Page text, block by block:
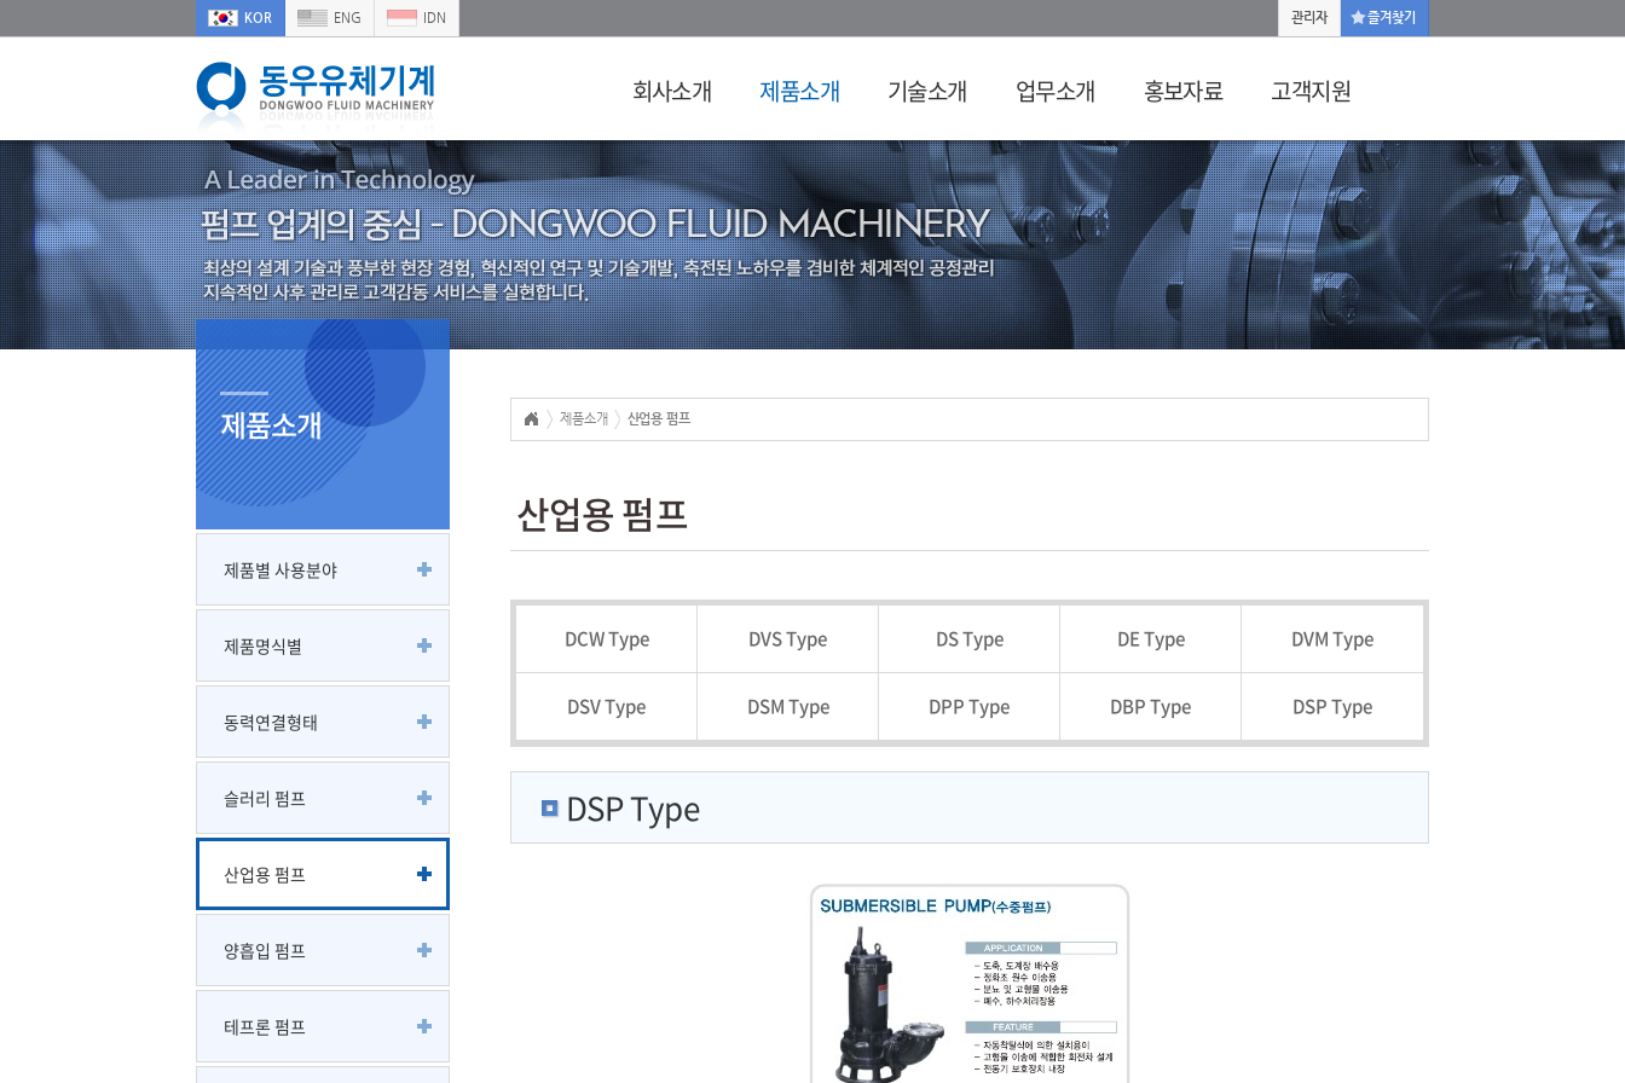
관리자 즐겨찾기
KOR ENG IDN
회사소개 제품소개 기술소개 업무소개 홍보자료 고객지원
제품소개
제품별 사용분야
제품명식별
동력연결형태
슬러리 펌프
산업용 펌프
양흡입 펌프
테프론 펌프
제품소개 산업용 펌프
산업용 펌프
DCW Type DVS Type DS Type DE Type DVM Type
DSV Type DSM Type DPP Type DBP Type DSP Type
DSP Type